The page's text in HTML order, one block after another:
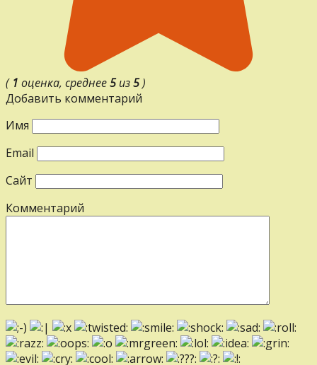
( 1 оценка, среднее5из5)
Добавить комментарий
Имя
Email
Сайт
Комментарий